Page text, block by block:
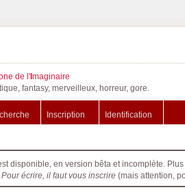
de l'Imaginaire
fantasy, merveilleux, horreur, gore.
Inscription Identification
disponible, en version bêta et incomplète.
Pour écrire, il faut vous inscrire (mais attention,